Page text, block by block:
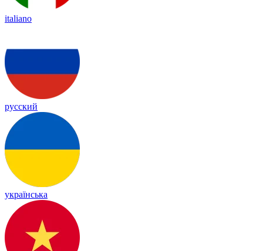
italiano
русский
українська